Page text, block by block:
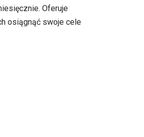
Oferuje
osiągnąć swoje cele